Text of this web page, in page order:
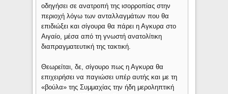
οδηγήσει σε ανατροπή της ισορροπίας στην
περιοχή λόγω των ανταλλαγμάτων που θα
επιδιώξει και σίγουρα θα πάρει η Αγκυρα στο
Αιγαίο, μέσα από τη γνωστή ανατολίτικη
διαπραγματευτική της τακτική.
Θεωρείται, δε, σίγουρο πως η Αγκυρα θα
επιχειρήσει να παγιώσει υπέρ αυτής και με τη
«βούλα» της Συμμαχίας την ήδη μεροληπτική